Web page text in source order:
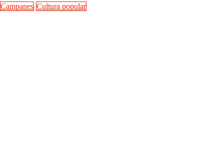
Campanes Cultura popular